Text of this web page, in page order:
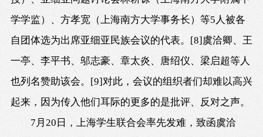
学学监）、方孝宽（上海南方大学事务长）等5人被各
自团体选为出席亚细亚民族会议的代表。
[8] 虞洽卿、王
一亭、李平书、邬志豪、章太炎、唐绍仪、梁启超等人
也列名赞助该会。
[9]对此，会议的组织者们却难以高兴
起来，因为传入他们耳际的更多的是批评、反对之声。
7月20日 ，上海学生联合会率先发难，致函虞洽